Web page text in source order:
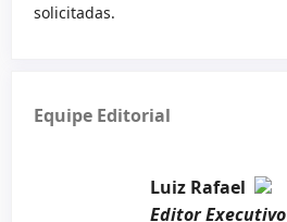
solicitadas.
Equipe Editorial
Luiz Rafael
Editor Executivo